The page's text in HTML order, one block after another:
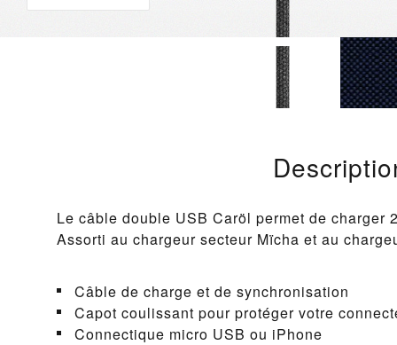
Le câble double USB Caröl permet de charger
Assorti au chargeur secteur Mïcha et au
Câble de charge et de synchronisation
Capot coulissant pour protéger votre
Connectique micro USB ou iPhone